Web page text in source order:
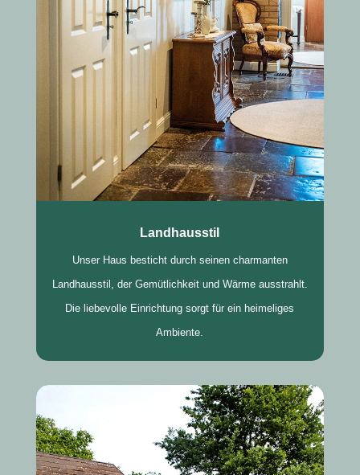
Landhausstil
Unser Haus besticht durch seinen charmanten
Landhausstil, der Gemütlichkeit und Wärme ausstrahlt.
Die liebevolle Einrichtung sorgt für ein heimeliges
Ambiente.